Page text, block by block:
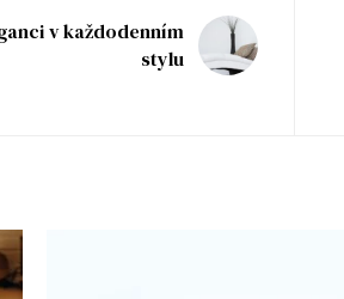
v každodenním
stylu